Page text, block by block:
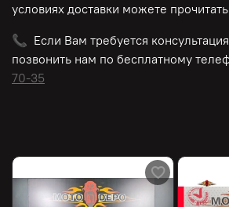
условиях доставки можете прочитать
📞 Если Вам требуется
позвонить нам по бесплатному
70-35